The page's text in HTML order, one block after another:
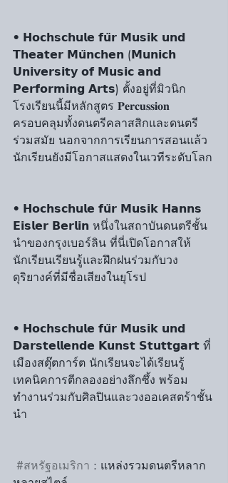
• 𝗛𝗼𝗰𝗵𝘀𝗰𝗵𝘂𝗹𝗲 𝗳𝘂̈𝗿 𝗠𝘂𝘀𝗶𝗸 𝘂𝗻𝗱
𝗧𝗵𝗲𝗮𝘁𝗲𝗿 𝗠𝘂̈𝗻𝗰𝗵𝗲𝗻 (𝗠𝘂𝗻𝗶𝗰𝗵
𝗨𝗻𝗶𝘃𝗲𝗿𝘀𝗶𝘁𝘆 𝗼𝗳 𝗠𝘂𝘀𝗶𝗰 𝗮𝗻𝗱
𝗣𝗲𝗿𝗳𝗼𝗿𝗺𝗶𝗻𝗴 𝗔𝗿𝘁𝘀) ตั้งอยู่ที่มิวนิก
โรงเรียนนี้มีหลักสูตร 𝐏𝐞𝐫𝐜𝐮𝐬𝐬𝐢𝐨𝐧
ครอบคลุมทั้งดนตรีคลาสสิกและดนตรี
ร่วมสมัย นอกจากการเรียนการสอนแล้ว
นักเรียนยังมีโอกาสแสดงในเวทีระดับโลก
• 𝗛𝗼𝗰𝗵𝘀𝗰𝗵𝘂𝗹𝗲 𝗳𝘂̈𝗿 𝗠𝘂𝘀𝗶𝗸 𝗛𝗮𝗻𝗻𝘀
𝗘𝗶𝘀𝗹𝗲𝗿 𝗕𝗲𝗿𝗹𝗶𝗻 หนึ่งในสถาบันดนตรีชั้น
นำของกรุงเบอร์ลิน ที่นี่เปิดโอกาสให้
นักเรียนเรียนรู้และฝึกฝนร่วมกับวง
ดุริยางค์ที่มีชื่อเสียงในยุโรป
• 𝗛𝗼𝗰𝗵𝘀𝗰𝗵𝘂𝗹𝗲 𝗳𝘂̈𝗿 𝗠𝘂𝘀𝗶𝗸 𝘂𝗻𝗱
𝗗𝗮𝗿𝘀𝘁𝗲𝗹𝗹𝗲𝗻𝗱𝗲 𝗞𝘂𝗻𝘀𝘁 𝗦𝘁𝘂𝘁𝘁𝗴𝗮𝗿𝘁 ที่
เมืองสตุ๊ตการ์ต นักเรียนจะได้เรียนรู้
เทคนิคการตีกลองอย่างลึกซึ้ง พร้อม
ทำงานร่วมกับศิลปินและวงออเคสตร้าชั้น
นำ
#สหรัฐอเมริกา : แหล่งรวมดนตรีหลาก